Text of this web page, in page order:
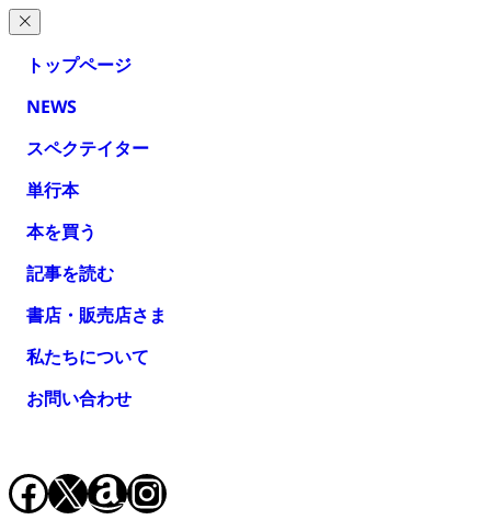
トップページ
NEWS
スペクテイター
単行本
本を買う
記事を読む
書店・販売店さま
私たちについて
お問い合わせ
Facebook
X Amazon
Instagram